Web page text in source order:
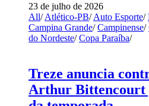
23 de julho de 2026
All/ Atlético-PB/ Auto Esporte/
Campina Grande/ Campinense/
do Nordeste/ Copa Paraíba/
Treze anuncia
Arthur Bittencourt